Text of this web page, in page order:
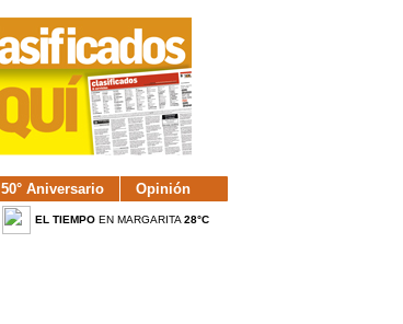
50° Aniversario Opinión
EL TIEMPOEN MARGARITA 28°C